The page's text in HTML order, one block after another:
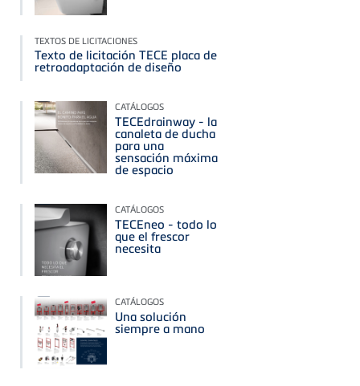
TEXTOS DE LICITACIONES
Texto de licitación TECE placa de
retroadaptación de diseño
CATÁLOGOS
TECEdrainway - la
canaleta de ducha
para una
sensación máxima
de espacio
CATÁLOGOS
TECEneo - todo lo
que el frescor
necesita
CATÁLOGOS
Una solución
siempre a mano